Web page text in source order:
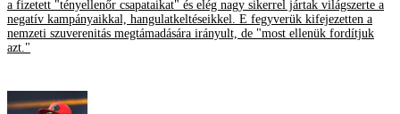
a fizetett "tényellenőr csapataikat" és elég nagy sikerrel jártak világszerte a
negatív kampányaikkal, hangulatkeltéseikkel. E fegyverük kifejezetten a
nemzeti szuverenitás megtámadására irányult, de "most ellenük fordítjuk
azt."